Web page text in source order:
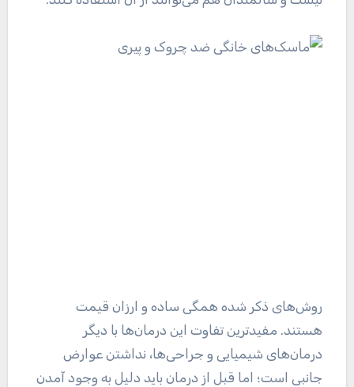
روش‌های ذکر شده همگی ساده و ارزان قیمت
هستند. مفیدترین تفاوت این درمان‌ها با دیگر
درمان‌های شیمیایی و جراحی‌ها، نداشتن عوارض
جانبی است؛ اما قبل از درمان باید دلیل به وجود آمدن